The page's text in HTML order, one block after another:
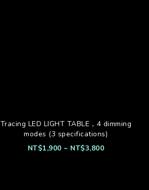
Tracing LED LIGHT TABLE，4 dimming
modes (3 specifications)
NT$1,900 ~ NT$3,800